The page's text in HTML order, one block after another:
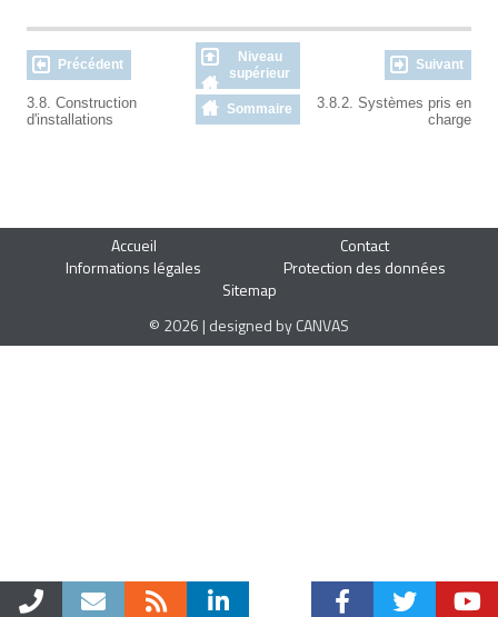
Précédent
Niveau
supérieur
Suivant
3.8. Construction
d'installations
Sommaire
3.8.2. Systèmes pris en
charge
Accueil
Contact
Informations légales
Protection des données
Sitemap
© 2026 | designed by CANVAS